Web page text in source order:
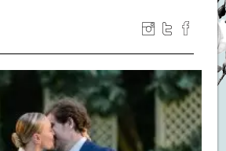
WILL YOU MARRY ME?
LUA DE MEL
COZINHA
DECORAÇÃO